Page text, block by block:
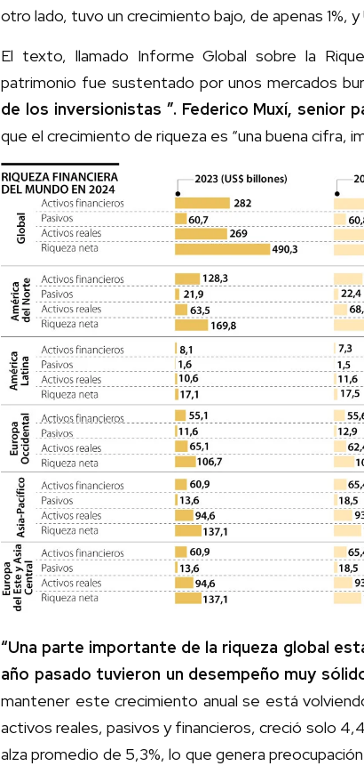
otro lado, tuvo un crecimiento bajo, de apenas 1%,
El texto, llamado Informe Global sobre la
patrimonio fue sustentado por unos mercados
de los inversionistas ”. Federico Muxí, senior
que el crecimiento de riqueza es “una buena cifra,
“Una parte importante de la riqueza global
año pasado tuvieron un desempeño muy
mantener este crecimiento anual se está
activos reales, pasivos y financieros, creció solo
alza promedio de 5,3%, lo que genera